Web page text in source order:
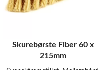
Skurebørste Fiber 60 x
215mm